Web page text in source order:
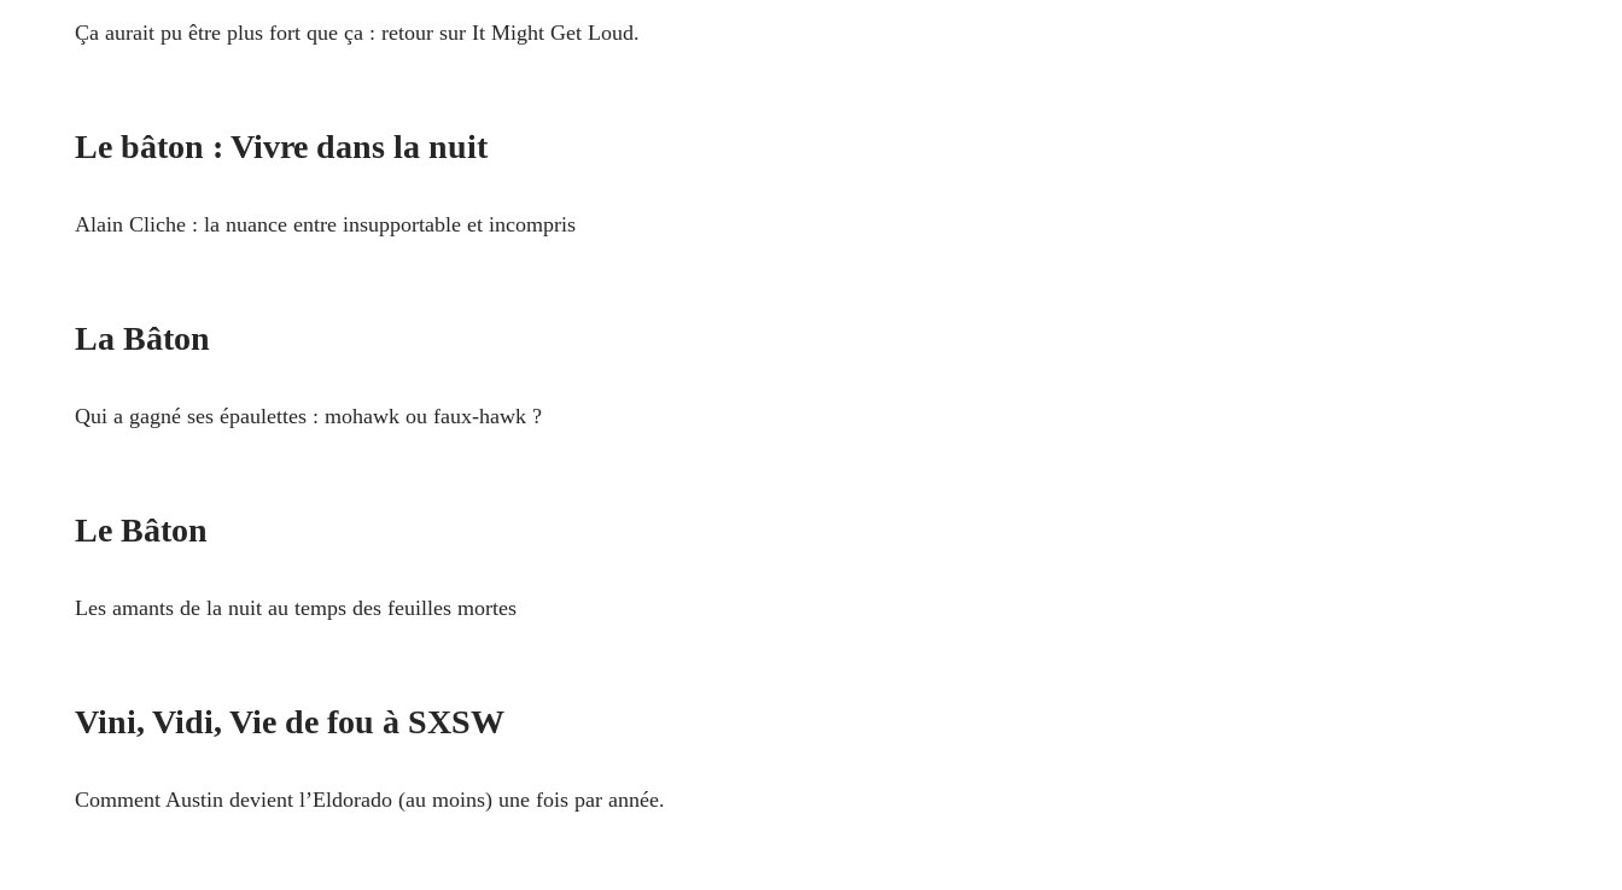
Ça aurait pu être plus fort que ça : retour sur It Might Get Loud.
Le bâton : Vivre dans la nuit
Alain Cliche : la nuance entre insupportable et incompris
La Bâton
Qui a gagné ses épaulettes : mohawk ou faux-hawk ?
Le Bâton
Les amants de la nuit au temps des feuilles mortes
Vini, Vidi, Vie de fou à SXSW
Comment Austin devient l’Eldorado (au moins) une fois par année.